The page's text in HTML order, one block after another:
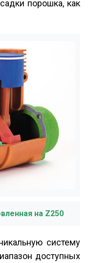
порошка, как
на Z250
систему
доступных